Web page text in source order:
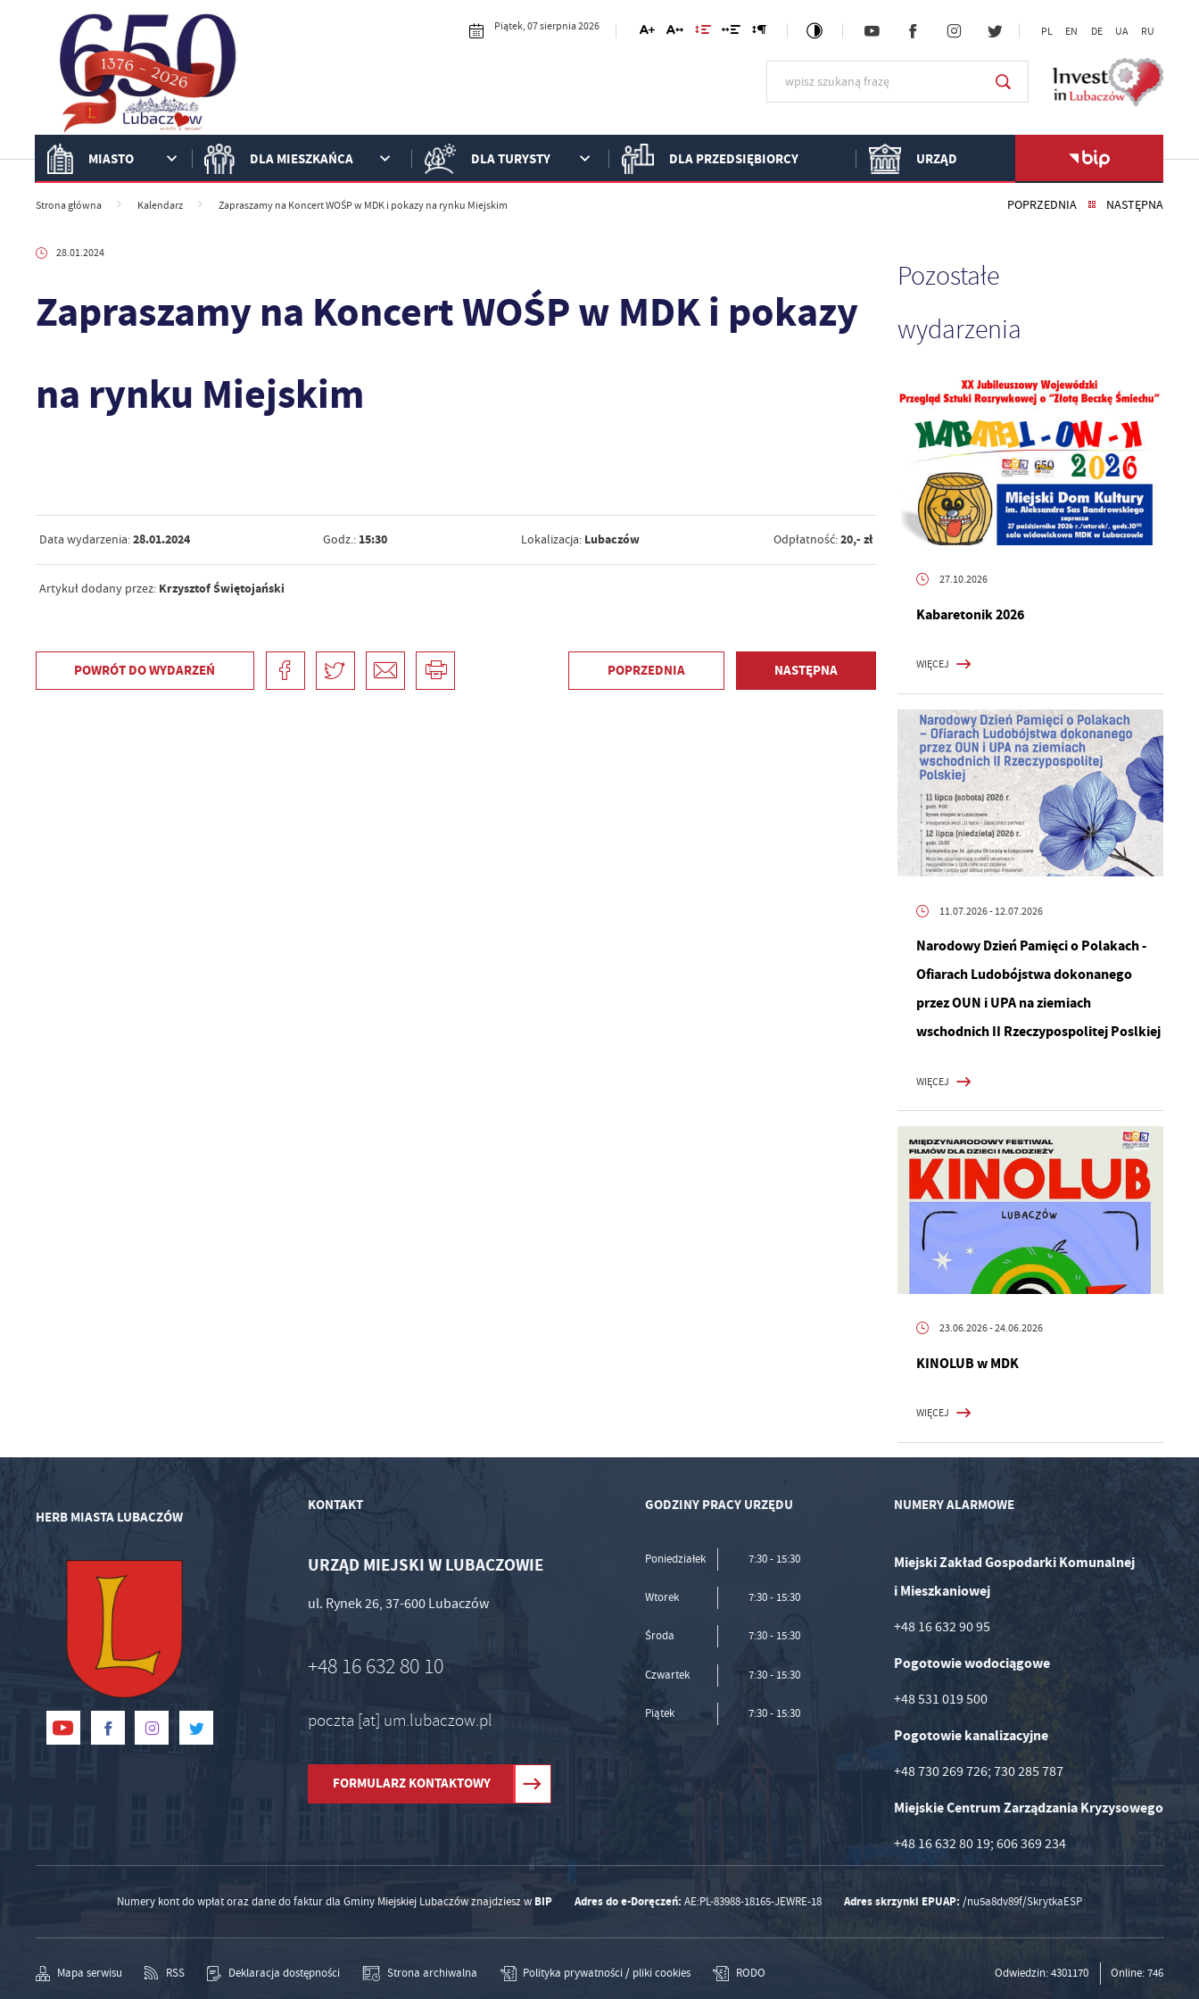
Przejdź do menu.
Przejdź do wyszukiwarki.
Przejdź do treści.
Przejdź do ustawień wielkości czcionki.
Włącz wersję kontrastową strony.
Piątek, 07 sierpnia 2026 PL EN DE UA RU
MIASTO DLA MIESZKAŃCA DLA TURYSTY DLA PRZEDSIĘBIORCY URZĄD
Strona główna Kalendarz Zapraszamy na Koncert WOŚP w MDK i pokazy na rynku Miejskim POPRZEDNIA NASTĘPNA
28.01.2024
Zapraszamy na Koncert WOŚP w MDK i pokazy
na rynku Miejskim
Data wydarzenia: 28.01.2024 Godz.: 15:30 Lokalizacja: Lubaczów Odpłatność:20,- zł
Artykuł dodany przez: Krzysztof Świętojański
POWRÓT DO WYDARZEŃ POPRZEDNIA NASTĘPNA
Pozostałe
wydarzenia
27.10.2026
Kabaretonik 2026
WIĘCEJ
11.07.2026- 12.07.2026
Narodowy Dzień Pamięci o Polakach -
Ofiarach Ludobójstwa dokonanego
przez OUN i UPA na ziemiach
wschodnich II Rzeczypospolitej Poslkiej
WIĘCEJ
23.06.2026- 24.06.2026
KINOLUB w MDK
WIĘCEJ
HERB MIASTA LUBACZÓW
KONTAKT
URZĄD MIEJSKI W LUBACZOWIE
ul. Rynek 26, 37-600 Lubaczów
+48 16 632 80 10
poczta [at] um.lubaczow.pl
FORMULARZ KONTAKTOWY
GODZINY PRACY URZĘDU
Poniedziałek 7:30 - 15:30
Wtorek 7:30 - 15:30
Środa 7:30 - 15:30
Czwartek 7:30 - 15:30
Piątek 7:30 - 15:30
NUMERY ALARMOWE
Miejski Zakład Gospodarki Komunalnej
i Mieszkaniowej
+48 16 632 90 95
Pogotowie wodociągowe
+48 531 019 500
Pogotowie kanalizacyjne
+48 730 269 726; 730 285 787
Miejskie Centrum Zarządzania Kryzysowego
+48 16 632 80 19; 606 369 234
Numery kont do wpłat oraz dane do faktur dla Gminy Miejskiej Lubaczów znajdziesz w BIP Adres do e-Doręczeń: AE:PL-83988-18165-JEWRE-18 Adres skrzynki EPUAP: /nu5a8dv89f/SkrytkaESP
Mapa serwisu RSS Deklaracja dostępności Strona archiwalna Polityka prywatności / pliki cookies RODO Odwiedzin: 4301170 Online: 746